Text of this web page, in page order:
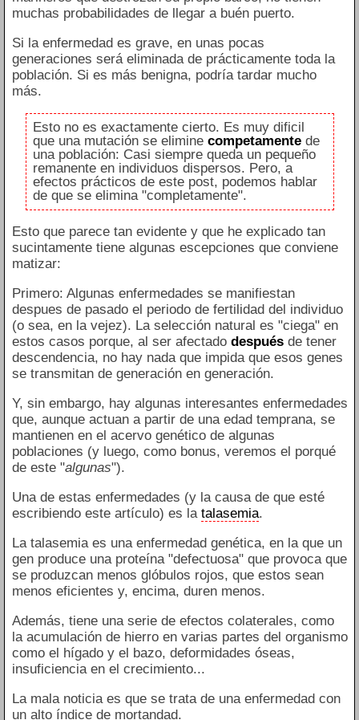
muchas probabilidades de llegar a buén puerto.
Si la enfermedad es grave, en unas pocas
generaciones será eliminada de prácticamente toda la
población. Si es más benigna, podría tardar mucho
más.
Esto no es exactamente cierto. Es muy dificil
que una mutación se elimine competamente de
una población: Casi siempre queda un pequeño
remanente en individuos dispersos. Pero, a
efectos prácticos de este post, podemos hablar
de que se elimina "completamente".
Esto que parece tan evidente y que he explicado tan
sucintamente tiene algunas escepciones que conviene
matizar:
Primero: Algunas enfermedades se manifiestan
despues de pasado el periodo de fertilidad del individuo
(o sea, en la vejez). La selección natural es "ciega" en
estos casos porque, al ser afectado despuésde tener
descendencia, no hay nada que impida que esos genes
se transmitan de generación en generación.
Y, sin embargo, hay algunas interesantes enfermedades
que, aunque actuan a partir de una edad temprana, se
mantienen en el acervo genético de algunas
poblaciones (y luego, como bonus, veremos el porqué
de este "algunas").
Una de estas enfermedades (y la causa de que esté
escribiendo este artículo) es la talasemia.
La talasemia es una enfermedad genética, en la que un
gen produce una proteína "defectuosa" que provoca que
se produzcan menos glóbulos rojos, que estos sean
menos eficientes y, encima, duren menos.
Además, tiene una serie de efectos colaterales, como
la acumulación de hierro en varias partes del organismo
como el hígado y el bazo, deformidades óseas,
insuficiencia en el crecimiento...
La mala noticia es que se trata de una enfermedad con
un alto índice de mortandad.